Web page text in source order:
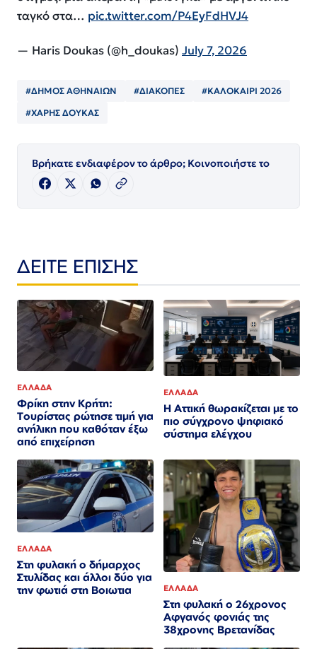
ταγκό στα… pic.twitter.com/P4EyFdHVJ4
— Haris Doukas (@h_doukas) July 7, 2026
#ΔΗΜΟΣ ΑΘΗΝΑΙΩΝ #ΔΙΑΚΟΠΕΣ #ΚΑΛΟΚΑΙΡΙ 2026
#ΧΑΡΗΣ ΔΟΥΚΑΣ
Βρήκατε ενδιαφέρον το άρθρο; Κοινοποιήστε το
ΔΕΙΤΕ ΕΠΙΣΗΣ
ΕΛΛΑΔΑ
Φρίκη στην Κρήτη:
Τουρίστας ρώτησε τιμή για
ανήλικη που καθόταν έξω
από επιχείρηση
ΕΛΛΑΔΑ
Η Αττική θωρακίζεται με το
πιο σύγχρονο ψηφιακό
σύστημα ελέγχου
ΕΛΛΑΔΑ
Στη φυλακή ο δήμαρχος
Στυλίδας και άλλοι δύο για
την φωτιά στη Βοιωτια
ΕΛΛΑΔΑ
Στη φυλακή ο 26χρονος
Αφγανός φονιάς της
38χρονης Βρετανίδας